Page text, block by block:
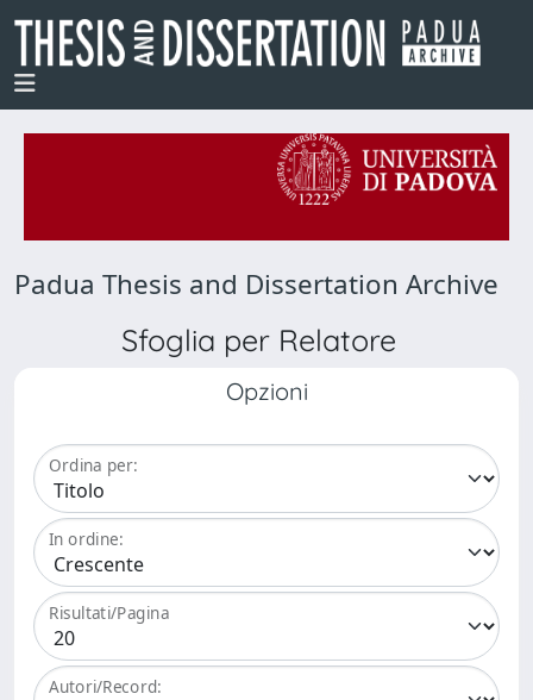
Padua Thesis and Dissertation Archive
Sfoglia per Relatore
Opzioni
Ordina per:
In ordine:
Risultati/Pagina
Autori/Record: